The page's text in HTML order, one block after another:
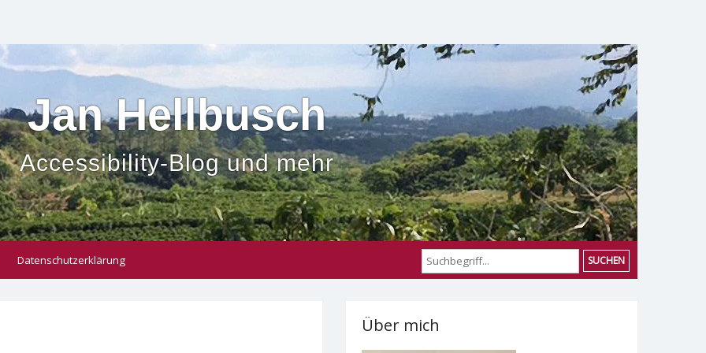
Jan Hellbusch
Accessibility-Blog und mehr
Datenschutzerklärung SUCHEN
Über mich